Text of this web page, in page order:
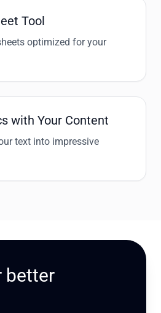
Tool
optimized for your
with Your Content
text into impressive
better